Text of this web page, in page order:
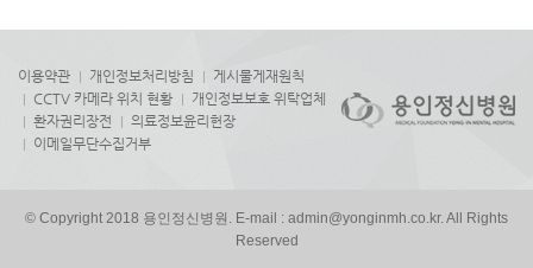
이용약관 개인정보처리방침
게시물게재원칙
CCTV 카메라 위치 현황
개인정보보호 위탁업체
환자권리장전
의료정보윤리헌장
이메일무단수집거부
© Copyright 2018 용인정신병원. E-mail : admin@yonginmh.co.kr. All Rights
Reserved